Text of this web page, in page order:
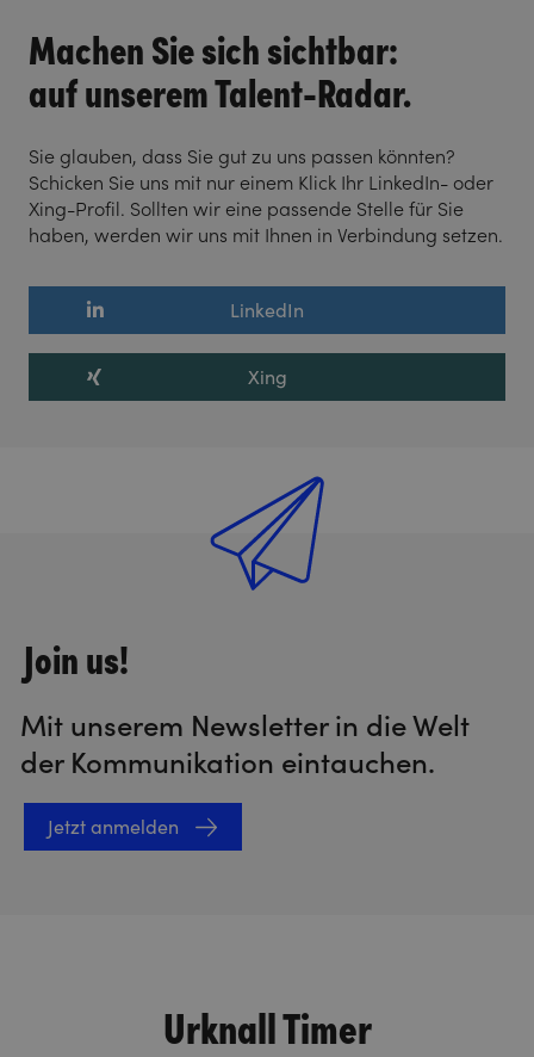
Machen Sie sich sichtbar:
auf unserem Talent-Radar.
Sie glauben, dass Sie gut zu uns passen könnten?
Schicken Sie uns mit nur einem Klick Ihr LinkedIn- oder
Xing-Profil. Sollten wir eine passende Stelle für Sie
haben, werden wir uns mit Ihnen in Verbindung setzen.
LinkedIn
Xing
Join us!
Mit unserem Newsletter in die Welt
der Kommunikation eintauchen.
Jetzt anmelden
Urknall Timer